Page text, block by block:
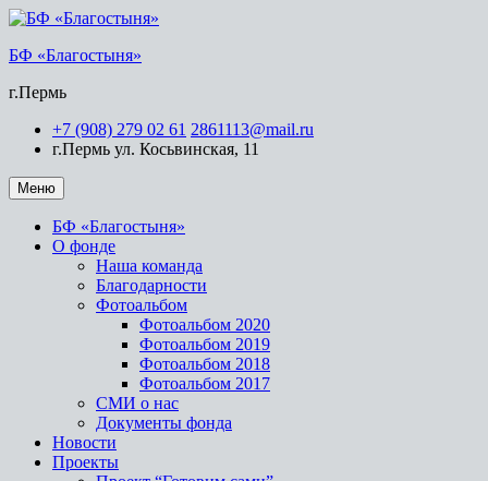
БФ «Благостыня»
г.Пермь
+7 (908) 279 02 61 2861113@mail.ru
г.Пермь ул. Косьвинская, 11
Меню
БФ «Благостыня»
О фонде
Наша команда
Благодарности
Фотоальбом
Фотоальбом 2020
Фотоальбом 2019
Фотоальбом 2018
Фотоальбом 2017
СМИ о нас
Документы фонда
Новости
Проекты